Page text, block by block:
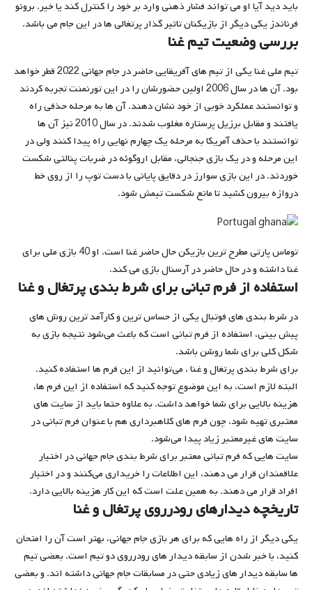
باید دید آیا او می تواند فشار ذهنی وارد بر خود را کنترل کند یا خیر. برونو
فرناندز یکی دیگر از بازیکنان تاثیر گذار پرتغالی ها در این جام می باشد.
بررسی وضعیت تیم غنا
تیم ملی غنا یکی از تیم های آفریقایی حاضر در جام جهانی 2022 قطر خواهد
بود. آن ها در سال 2006 اولین حضورشان را در این تورنمنت تجربه کردند
و توانستند عملکرد خوبی از خود نشان دهند. آن ها به مرحله حذفی راه
یافتند و مقابل برزیل پرستاره مغلوب شدند. در سال 2010 نیز آن ها
توانستند با حذف آمریکا به مرحله یک چهارم نهایی راه پیدا کنند ولی در
این مرحله و در یک بازی جنجالی، مقابل اروگوئه در ضربات پنالتی شکست
خوردند. در این بازی سوارز در دقایق پایانی با دست توپ را از روی خط
دروازه بیرون کشید تا مانع شکست تیمش شود.
توماس پارتی مطرح ترین بازیکن حال حاضر غنا است. او 40 بازی ملی برای
غنا داشته و در حال حاضر در آرسنال بازی می کند.
استفاده از فرم تبانی برای شرط بندی پرتغال و غنا
در شرط بندی ‌های فوتبال یکی از حساس‌ ترین و کارآمد ترین روش ‌های
پیش بینی، استفاده از فرم تبانی است که باعث می‌شود نتیجه بازی به
شکل کلی برای شما روشن باشد.
برای شرط بندی پرتغال و غنا ، می‌توانید از این فرم‌ ها استفاده کنید.
البته لازم است، به این موضوع توجه کنید که استفاده از این فرم‌ ها،
هزینه بالایی برای شما خواهد داشت. به علاوه حتما باید از سایت‌ های
معتبری تهیه شود، چون فرم ‌های کلاهبرداری هم با عنوان فرم تبانی در
سایت ‌های غیرمعتبر زیاد پیدا می‌شود.
سایت‌ هایی که فرم تبانی معتبر برای شرط بندی جام جهانی در اختیار
علاقمندان قرار می ‌دهند، این اطلاعات را خریداری می‌کنند و در اختیار
افراد قرار می ‌دهند. به همین علت است که این کار هزینه بالایی دارد.
تاریخچه دیدارهای رودرروی پرتغال و غنا
یکی دیگر از راه ‌هایی که برای هر بازی جام جهانی، بهتر است آن را امتحان
کنید، با خبر شدن از سابقه دیدار های رودرروی دو تیم است. بعضی تیم
‌ها سابقه دیدار های زیادی حتی در مسابقات جام جهانی داشته ‌اند. و بعضی